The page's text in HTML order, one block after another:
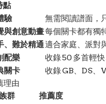
點
驗
無需閱讀譜面，
與創意動畫每個關卡都有獨
、難於精通適合家庭、派對
配樂
收錄 50 多首輕
關卡
收錄 GB、DS、
理由
群
推薦度